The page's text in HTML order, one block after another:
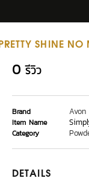
SHINE
0 รีวิว
Brand Avon
Item Name
Category
DETAILS